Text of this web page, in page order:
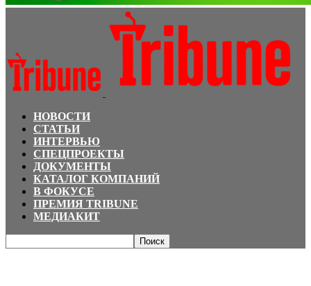
НОВОСТИ
СТАТЬИ
ИНТЕРВЬЮ
СПЕЦПРОЕКТЫ
ДОКУМЕНТЫ
КАТАЛОГ КОМПАНИЙ
В ФОКУСЕ
ПРЕМИЯ TRIBUNE
МЕДИАКИТ